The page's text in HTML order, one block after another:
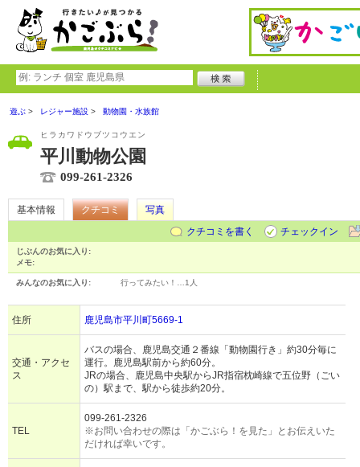
遊ぶ レジャー施設 動物園・水族館
ヒラカワドウブツコウエン
平川動物公園
099-261-2326
基本情報 クチコミ
写真
クチコミを書く
チェックイン
じぶんのお気に入り:
メモ:
みんなのお気に入り: 行ってみたい！… 1人
住所 鹿児島市平川町5669-1
交通・アクセ
ス
バスの場合、鹿児島交通２番線「動物園行き」約30分毎に
運行。鹿児島駅前から約60分。
JRの場合、鹿児島中央駅からJR指宿枕崎線で五位野（ごい
の）駅まで、駅から徒歩約20分。
TEL
099-261-2326
※お問い合わせの際は「かごぶら！を見た」とお伝えいた
だければ幸いです。